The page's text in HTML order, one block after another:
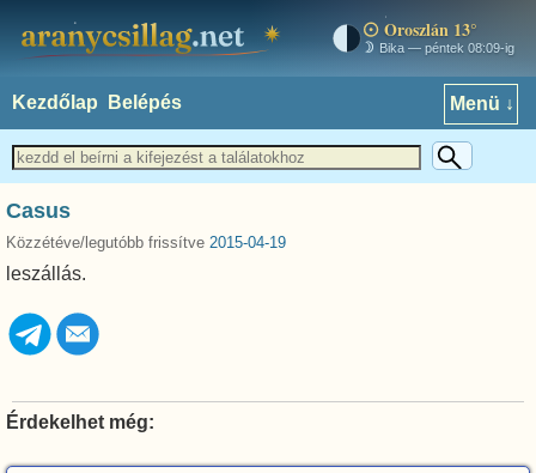
aranycsillag.net Oroszlán 13°
Bika — péntek 08:09-ig
Kezdőlap Belépés Menü ↓
Casus
Közzétéve/legutóbb frissítve 2015-04-19
leszállás.
Érdekelhet még: